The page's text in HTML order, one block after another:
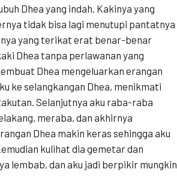
Dhea yang indah. Kakinya yang
tidak bisa lagi menutupi pantatnya
yang terikat erat benar-benar
Dhea tanpa perlawanan yang
Dhea mengeluarkan erangan
ke selangkangan Dhea, menikmati
Selanjutnya aku raba-raba
meraba, dan akhirnya
Dhea makin keras sehingga aku
kulihat dia gemetar dan
lembab, dan aku jadi berpikir mungkin